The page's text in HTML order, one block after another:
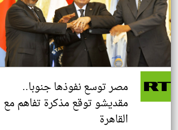
مصر توسع نفوذها جنوبا..
مقديشو توقع مذكرة تفاهم مع
القاهرة